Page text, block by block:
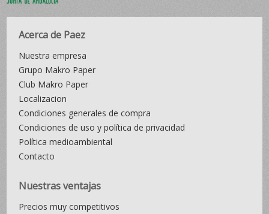
Acerca de Paez
Nuestra empresa
Grupo Makro Paper
Club Makro Paper
Localizacion
Condiciones generales de compra
Condiciones de uso y política de privacidad
Política medioambiental
Contacto
Nuestras ventajas
Precios muy competitivos